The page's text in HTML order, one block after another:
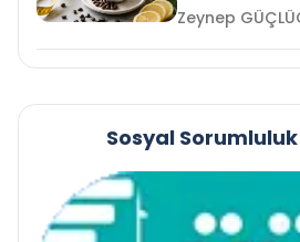
Zeynep
Sosyal